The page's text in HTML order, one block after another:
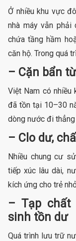
Ở nhiều khu vực
nhà máy vẫn phải
chứa tầng hầm
căn hộ. Trong quá
– Cặn bẩn
Việt Nam có nhiều
đã tồn tại 10–30
dòng nước đi thẳng
– Clo dư,
Nhiều chung cư
tiếp xúc lâu dài,
kích ứng cho trẻ
– Tạp chất
sinh tồn dư
Quá trình lưu trữ